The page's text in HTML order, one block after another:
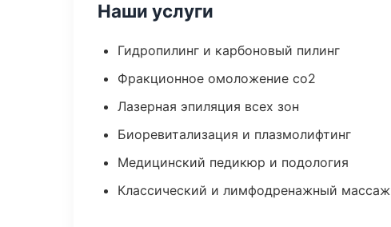
Наши услуги
Гидропилинг и карбоновый пилинг
Фракционное омоложение co2
Лазерная эпиляция всех зон
Биоревитализация и плазмолифтинг
Медицинский педикюр и подология
Классический и лимфодренажный массаж